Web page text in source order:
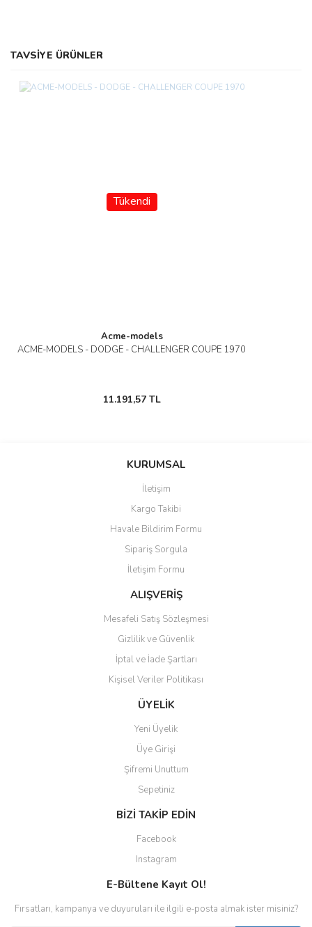
TAVSİYE ÜRÜNLER
Tükendi
Acme-models
ACME-MODELS - DODGE - CHALLENGER COUPE 1970
11.191,57 TL
KURUMSAL
İletişim
Kargo Takibi
Havale Bildirim Formu
Sipariş Sorgula
İletişim Formu
ALIŞVERİŞ
Mesafeli Satış Sözleşmesi
Gizlilik ve Güvenlik
İptal ve İade Şartları
Kişisel Veriler Politikası
ÜYELİK
Yeni Üyelik
Üye Girişi
Şifremi Unuttum
Sepetiniz
BİZİ TAKİP EDİN
Facebook
Instagram
E-Bültene Kayıt Ol!
Fırsatları, kampanya ve duyuruları ile ilgili e-posta almak ister misiniz?